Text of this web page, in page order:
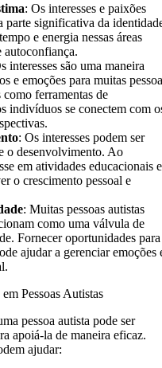
: Os interesses e paixões
parte significativa da
e energia nessas áreas
autoconfiança.
interesses são uma maneira
e emoções para muitas
como ferramentas de
indivíduos se conectem com
: Os interesses podem ser
o desenvolvimento. Ao
em atividades educacionais e
o crescimento pessoal e
: Muitas pessoas autistas
como uma válvula de
Fornecer oportunidades para
ajudar a gerenciar emoções
Pessoas Autistas
pessoa autista pode ser
apoiá-la de maneira eficaz.
ajudar: